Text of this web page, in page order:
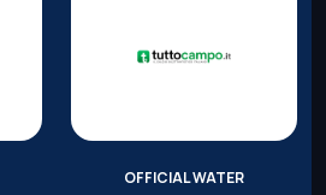
OFFICIAL WATER